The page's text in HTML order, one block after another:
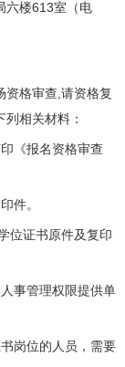
六楼613室（电
格审查,请资格复
相关材料：
《报名资格审查
件。
证书原件及复印
事管理权限提供单
岗位的人员，需要